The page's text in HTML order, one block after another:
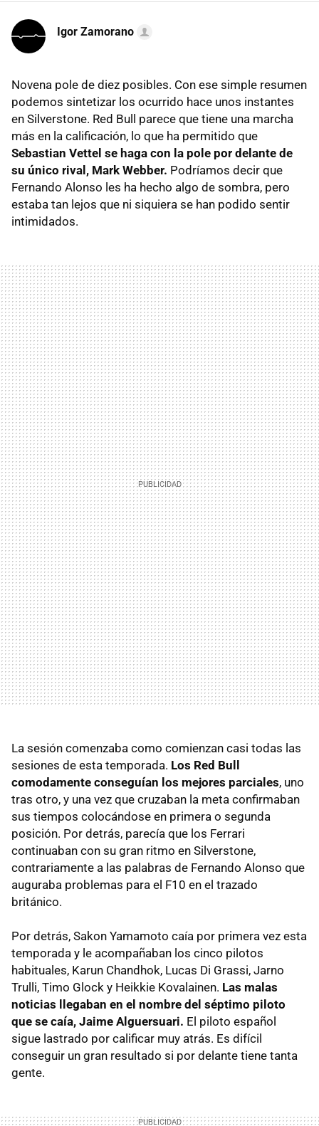
Igor Zamorano
Novena pole de diez posibles. Con ese simple resumen
podemos sintetizar los ocurrido hace unos instantes
en Silverstone. Red Bull parece que tiene una marcha
más en la calificación, lo que ha permitido que
Sebastian Vettel se haga con la pole por delante de
su único rival, Mark Webber. Podríamos decir que
Fernando Alonso les ha hecho algo de sombra, pero
estaba tan lejos que ni siquiera se han podido sentir
intimidados.
La sesión comenzaba como comienzan casi todas las
sesiones de esta temporada. Los Red Bull
comodamente conseguían los mejores parciales, uno
tras otro, y una vez que cruzaban la meta confirmaban
sus tiempos colocándose en primera o segunda
posición. Por detrás, parecía que los Ferrari
continuaban con su gran ritmo en Silverstone,
contrariamente a las palabras de Fernando Alonso que
auguraba problemas para el F10 en el trazado
británico.
Por detrás, Sakon Yamamoto caía por primera vez esta
temporada y le acompañaban los cinco pilotos
habituales, Karun Chandhok, Lucas Di Grassi, Jarno
Trulli, Timo Glock y Heikkie Kovalainen. Las malas
noticias llegaban en el nombre del séptimo piloto
que se caía, Jaime Alguersuari. El piloto español
sigue lastrado por calificar muy atrás. Es difícil
conseguir un gran resultado si por delante tiene tanta
gente.